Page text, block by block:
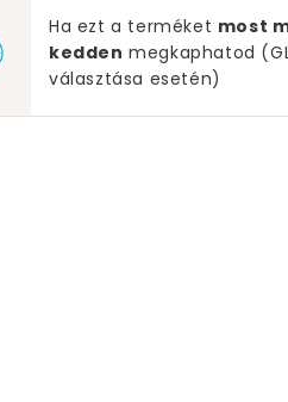
Ha ezt a terméket most
kedden megkaphatod
választása esetén)